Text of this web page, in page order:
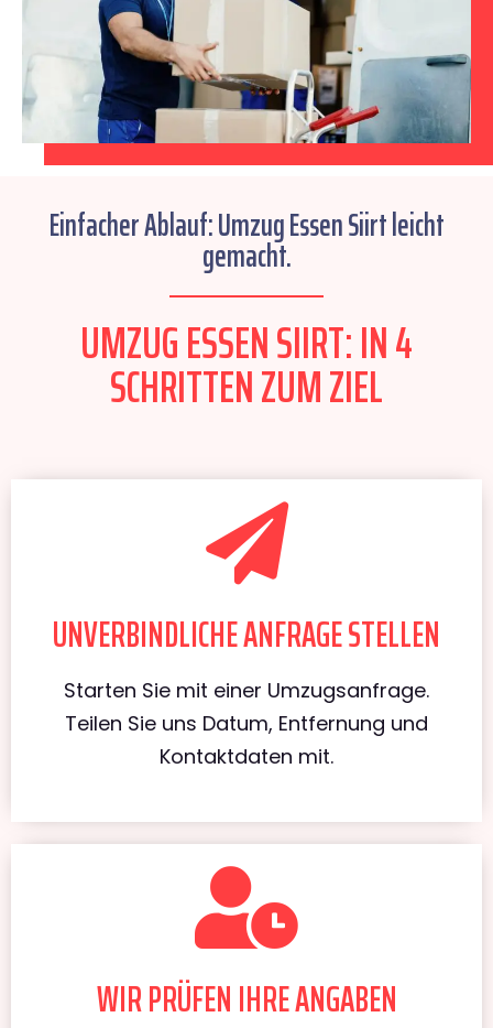
Einfacher Ablauf: Umzug Essen Siirt leicht
gemacht.
UMZUG ESSEN SIIRT: IN 4
SCHRITTEN ZUM ZIEL
UNVERBINDLICHE ANFRAGE STELLEN
Starten Sie mit einer Umzugsanfrage.
Teilen Sie uns Datum, Entfernung und
Kontaktdaten mit.
WIR PRÜFEN IHRE ANGABEN